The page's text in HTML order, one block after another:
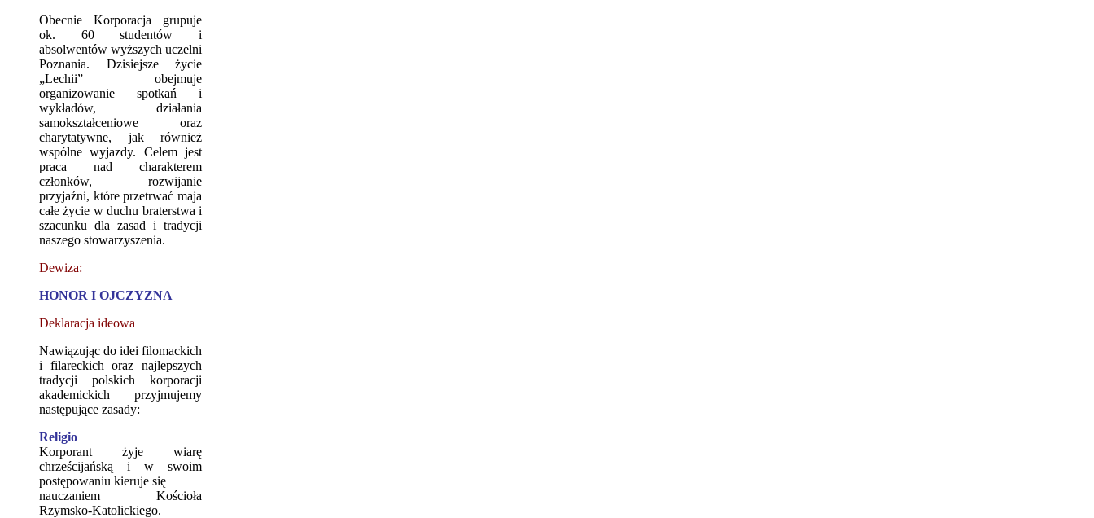
Obecnie Korporacja grupuje
ok. 60 studentów i
absolwentów wyższych uczelni
Poznania. Dzisiejsze życie
„Lechii” obejmuje
organizowanie spotkań i
wykładów, działania
samokształceniowe oraz
charytatywne, jak również
wspólne wyjazdy. Celem jest
praca nad charakterem
członków, rozwijanie
przyjaźni, które przetrwać maja
całe życie w duchu braterstwa i
szacunku dla zasad i tradycji
naszego stowarzyszenia.
Dewiza:
HONOR I OJCZYZNA
Deklaracja ideowa
Nawiązując do idei filomackich
i filareckich oraz najlepszych
tradycji polskich korporacji
akademickich przyjmujemy
następujące zasady:
Religio
Korporant żyje wiarę
chrześcijańską i w swoim
postępowaniu kieruje się
nauczaniem Kościoła
Rzymsko-Katolickiego.